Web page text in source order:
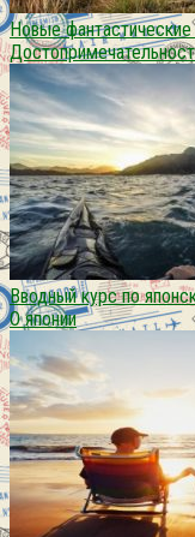
Новые
Вводный курс по
О японии